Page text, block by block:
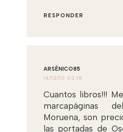
RESPONDER
ARSÉNICO85
14/12/10 02:18
Cuantos libros!!!
marcapáginas
Moruena, son
las portadas de